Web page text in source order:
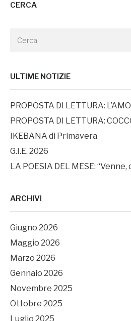
CERCA
ULTIME NOTIZIE
PROPOSTA DI LETTURA:
PROPOSTA DI LETTURA:
IKEBANA di Primavera
G.I.E. 2026
LA POESIA DEL MESE: “Venne,
ARCHIVI
Giugno 2026
Maggio 2026
Marzo 2026
Gennaio 2026
Novembre 2025
Ottobre 2025
Luglio 2025